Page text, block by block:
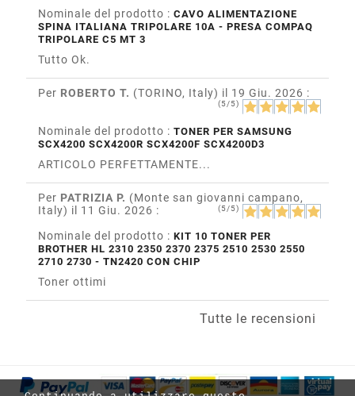
Nominale del prodotto : CAVO ALIMENTAZIONE
SPINA ITALIANA TRIPOLARE 10A - PRESA COMPAQ
TRIPOLARE C5 MT 3
Tutto Ok.
Per ROBERTO T. (TORINO, Italy) il 19 Giu. 2026 :
(5/5)
Nominale del prodotto : TONER PER SAMSUNG
SCX4200 SCX4200R SCX4200F SCX4200D3
ARTICOLO PERFETTAMENTE...
Per PATRIZIA P. (Monte san giovanni campano,
Italy) il 11 Giu. 2026 : (5/5)
Nominale del prodotto : KIT 10 TONER PER
BROTHER HL 2310 2350 2370 2375 2510 2530 2550
2710 2730 - TN2420 CON CHIP
Toner ottimi
Tutte le recensioni